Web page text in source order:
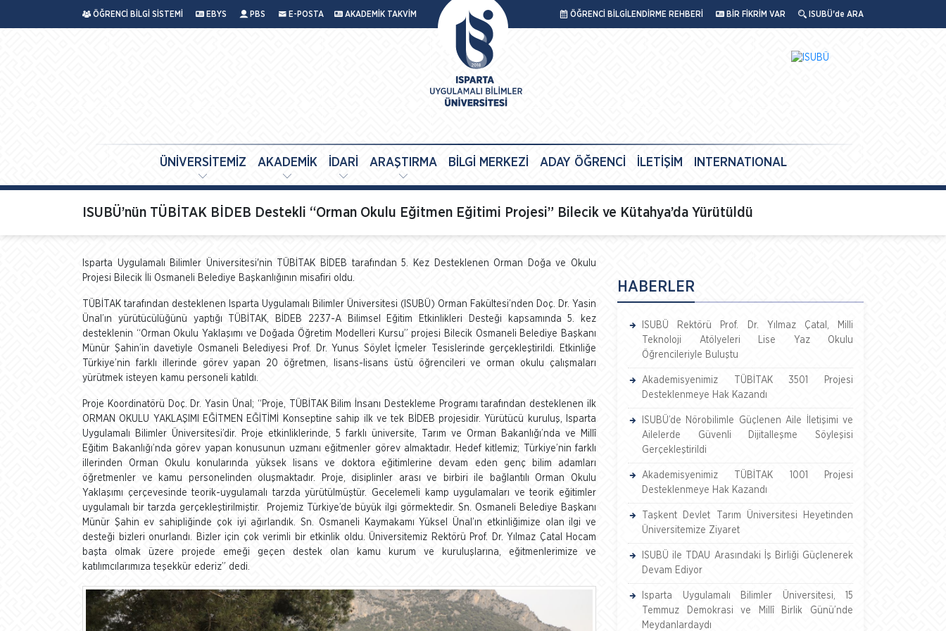
ÖĞRENCİ BİLGİ SİSTEMİ EBYS PBS E-POSTA AKADEMİK TAKVİM ÖĞRENCİ BİLGİLENDİRME REHBERİ BİR FİKRİM VAR ISUBÜ'de ARA
ÜNİVERSİTEMİZ AKADEMİK İDARİ ARAŞTIRMA BİLGİ MERKEZİ ADAY ÖĞRENCİ İLETİŞİM INTERNATIONAL
ISUBÜ’nün TÜBİTAK BİDEB Destekli “Orman Okulu Eğitmen Eğitimi Projesi” Bilecik ve Kütahya’da Yürütüldü
Isparta Uygulamalı Bilimler Üniversitesi'nin TÜBİTAK BİDEB tarafından 5. Kez Desteklenen Orman Doğa ve Okulu
Projesi Bilecik İli Osmaneli Belediye Başkanlığının misafiri oldu.
TÜBİTAK tarafından desteklenen Isparta Uygulamalı Bilimler Üniversitesi (ISUBÜ) Orman Fakültesi’nden Doç. Dr. Yasin
Ünal’ın yürütücülüğünü yaptığı TÜBİTAK, BİDEB 2237-A Bilimsel Eğitim Etkinlikleri Desteği kapsamında 5. kez
desteklenin “Orman Okulu Yaklaşımı ve Doğada Öğretim Modelleri Kursu” projesi Bilecik Osmaneli Belediye Başkanı
Münür Şahin’in davetiyle Osmaneli Belediyesi Prof. Dr. Yunus Söylet İçmeler Tesislerinde gerçekleştirildi. Etkinliğe
Türkiye’nin farklı illerinde görev yapan 20 öğretmen, lisans-lisans üstü öğrencileri ve orman okulu çalışmaları
yürütmek isteyen kamu personeli katıldı.
Proje Koordinatörü Doç. Dr. Yasin Ünal; “Proje, TÜBİTAK Bilim İnsanı Destekleme Programı tarafından desteklenen ilk
ORMAN OKULU YAKLAŞIMI EĞİTMEN EĞİTİMİ Konseptine sahip ilk ve tek BİDEB projesidir. Yürütücü kuruluş, Isparta
Uygulamalı Bilimler Üniversitesi’dir. Proje etkinliklerinde, 5 farklı üniversite, Tarım ve Orman Bakanlığı’nda ve Millî
Eğitim Bakanlığı’nda görev yapan konusunun uzmanı eğitmenler görev almaktadır. Hedef kitlemiz; Türkiye’nin farklı
illerinden Orman Okulu konularında yüksek lisans ve doktora eğitimlerine devam eden genç bilim adamları
öğretmenler ve kamu personelinden oluşmaktadır. Proje, disiplinler arası ve birbiri ile bağlantılı Orman Okulu
Yaklaşımı çerçevesinde teorik-uygulamalı tarzda yürütülmüştür. Gecelemeli kamp uygulamaları ve teorik eğitimler
uygulamalı bir tarzda gerçekleştirilmiştir. Projemiz Türkiye’de büyük ilgi görmektedir. Sn. Osmaneli Belediye Başkanı
Münür Şahin ev sahipliğinde çok iyi ağırlandık. Sn. Osmaneli Kaymakamı Yüksel Ünal’ın etkinliğimize olan ilgi ve
desteği bizleri onurlandı. Bizler için çok verimli bir etkinlik oldu. Üniversitemiz Rektörü Prof. Dr. Yılmaz Çatal Hocam
başta olmak üzere projede emeği geçen destek olan kamu kurum ve kuruluşlarına, eğitmenlerimize ve
katılımcılarımıza teşekkür ederiz” dedi.
HABERLER
ISUBÜ Rektörü Prof. Dr. Yılmaz Çatal, Milli
Teknoloji Atölyeleri Lise Yaz Okulu
Öğrencileriyle Buluştu
Akademisyenimiz TÜBİTAK 3501 Projesi
Desteklenmeye Hak Kazandı
ISUBÜ’de Nörobilimle Güçlenen Aile İletişimi ve
Ailelerde Güvenli Dijitalleşme Söyleşisi
Gerçekleştirildi
Akademisyenimiz TÜBİTAK 1001 Projesi
Desteklenmeye Hak Kazandı
Taşkent Devlet Tarım Üniversitesi Heyetinden
Üniversitemize Ziyaret
ISUBÜ ile TDAU Arasındaki İş Birliği Güçlenerek
Devam Ediyor
Isparta Uygulamalı Bilimler Üniversitesi, 15
Temmuz Demokrasi ve Millî Birlik Günü’nde
Meydanlardaydı